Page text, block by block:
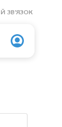
ЗВ'ЯЗОК